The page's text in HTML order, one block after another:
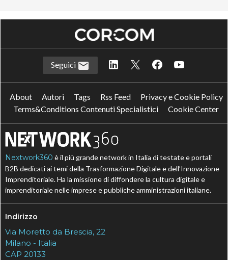
Seguici
About Autori Tags Rss Feed
Privacy e Cookie Policy
Terms&Conditions Contenuti Specialistici
Cookie Center
Nextwork360 è il più grande network in Italia di testate e portali
B2B dedicati ai temi della Trasformazione Digitale e dell’Innovazione
Imprenditoriale. Ha la missione di diffondere la cultura digitale e
imprenditoriale nelle imprese e pubbliche amministrazioni italiane.
Indirizzo
Via Moretto da Brescia, 22
Milano - Italia
CAP 20133